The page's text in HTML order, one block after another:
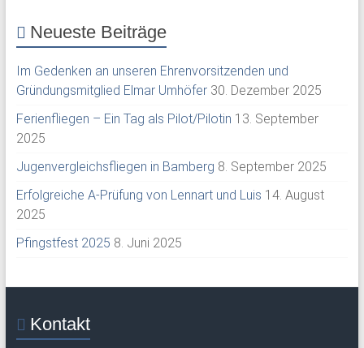
Neueste Beiträge
Im Gedenken an unseren Ehrenvorsitzenden und
Gründungsmitglied Elmar Umhöfer 30. Dezember 2025
Ferienfliegen – Ein Tag als Pilot/Pilotin 13. September
2025
Jugenvergleichsfliegen in Bamberg 8. September 2025
Erfolgreiche A-Prüfung von Lennart und Luis 14. August
2025
Pfingstfest 2025 8. Juni 2025
Kontakt